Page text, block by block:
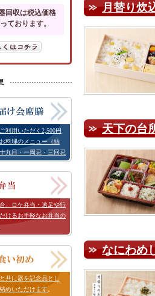
回収は税込価格
ております。
利用いただく2,500円
料理のメニュー（結
九日・一周忌・三回忌
、ロケ弁当・遠足や行
けるお手軽なお弁当の
共に器を記念品とし
めいただけます
月替り炊
天下の台
なにわめ